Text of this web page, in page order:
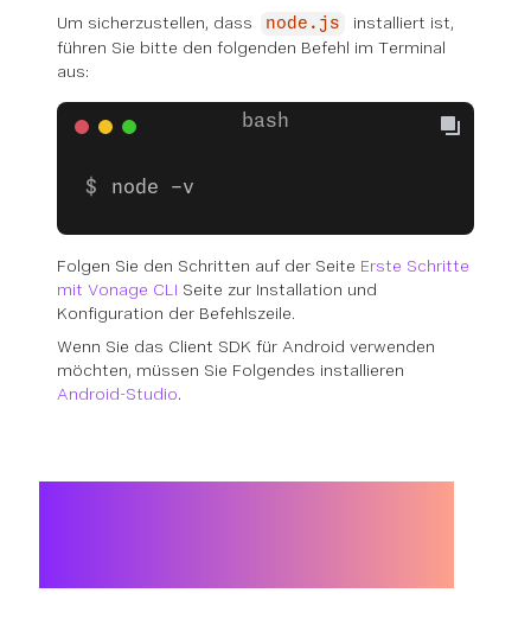
Um sicherzustellen, dass
node.js
installiert ist,
führen Sie bitte den folgenden Befehl im Terminal
aus:
node -v
Folgen Sie den Schritten auf der Seite Erste Schritte
mit Vonage CLI Seite zur Installation und
Konfiguration der Befehlszeile.
Wenn Sie das Client SDK für Android verwenden
möchten, müssen Sie Folgendes installieren
Android-Studio.